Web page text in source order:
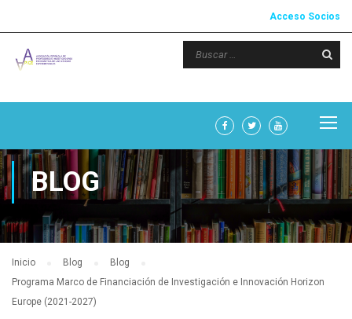
Acceso Socios
BLOG
Inicio Blog
Blog
Programa Marco de Financiación de Investigación e Innovación Horizon
Europe (2021-2027)